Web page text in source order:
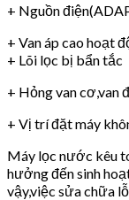
+ Nguồn
+ Van áp cao hoạt
+ Lõi lọc bị bẩn tắc
+ Hỏng van cơ,van
+ Vị trí đặt máy
Máy lọc nước kêu
hưởng đến sinh
vậy,việc sửa chữa